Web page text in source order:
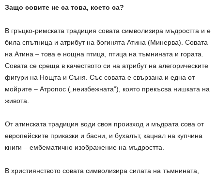
Защо совите не са това, което са?
В гръцко-римската традиция совата символизира мъдростта и е
била спътница и атрибут на богинята Атина (Минерва). Совата
на Атина – това е нощна птица, птица на тъмнината и гората.
Совата се среща в качеството си на атрибут на алегорическите
фигури на Нощта и Съня. Със совата е свързана и една от
мойрите – Атропос („неизбежната”), която прекъсва нишката на
живота.
От атинската традиция води своя произход и мъдрата сова от
европейските приказки и басни, и бухалът, кацнал на купчина
книги – ембематично изображение на мъдростта.
В християнството совата символизира силата на тъмнината,